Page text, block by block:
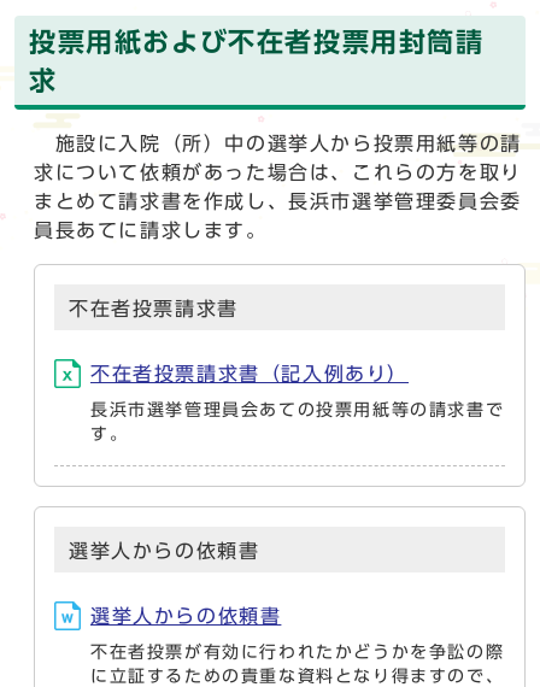
投票用紙および不在者投票用封筒請
求
施設に入院（所）中の選挙人から投票用紙等の請
求について依頼があった場合は、これらの方を取り
まとめて請求書を作成し、長浜市選挙管理委員会委
員長あてに請求します。
不在者投票請求書
不在者投票請求書（記入例あり）
長浜市選挙管理員会あての投票用紙等の請求書で
す。
選挙人からの依頼書
選挙人からの依頼書
不在者投票が有効に行われたかどうかを争訟の際
に立証するための貴重な資料となり得ますので、